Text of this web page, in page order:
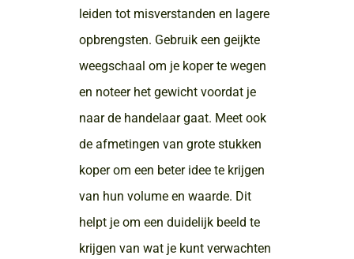
leiden tot misverstanden en lagere
opbrengsten. Gebruik een geijkte
weegschaal om je koper te wegen
en noteer het gewicht voordat je
naar de handelaar gaat. Meet ook
de afmetingen van grote stukken
koper om een beter idee te krijgen
van hun volume en waarde. Dit
helpt je om een duidelijk beeld te
krijgen van wat je kunt verwachten